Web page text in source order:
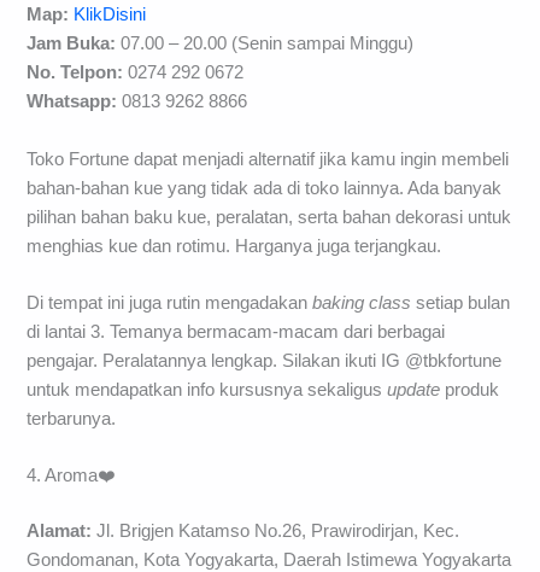
Map: KlikDisini
Jam Buka: 07.00 – 20.00 (Senin sampai Minggu)
No. Telpon: 0274 292 0672
Whatsapp: 0813 9262 8866
Toko Fortune dapat menjadi alternatif jika kamu ingin membeli
bahan-bahan kue yang tidak ada di toko lainnya. Ada banyak
pilihan bahan baku kue, peralatan, serta bahan dekorasi untuk
menghias kue dan rotimu. Harganya juga terjangkau.
Di tempat ini juga rutin mengadakanbaking class setiap bulan
di lantai 3. Temanya bermacam-macam dari berbagai
pengajar. Peralatannya lengkap. Silakan ikuti IG @tbkfortune
untuk mendapatkan info kursusnya sekaligusupdate produk
terbarunya.
4. Aroma❤️
Alamat: Jl. Brigjen Katamso No.26, Prawirodirjan, Kec.
Gondomanan, Kota Yogyakarta, Daerah Istimewa Yogyakarta